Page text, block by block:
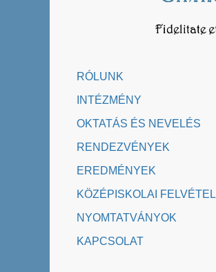
RÓLUNK
INTÉZMÉNY
OKTATÁS ÉS NEVELÉS
RENDEZVÉNYEK
EREDMÉNYEK
KÖZÉPISKOLAI FELVÉTELI
NYOMTATVÁNYOK
KAPCSOLAT